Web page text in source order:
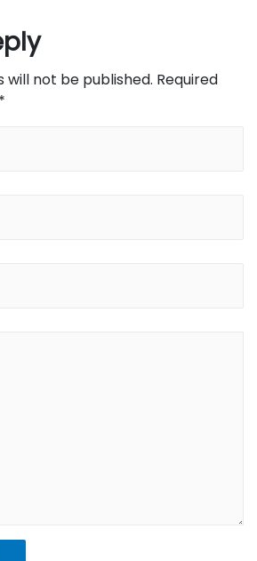
will not be published. Required
*